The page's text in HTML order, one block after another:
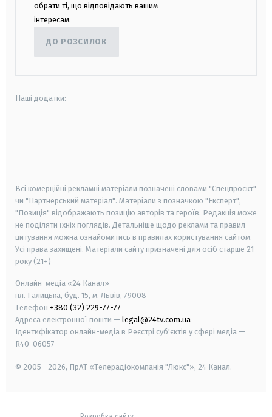
обрати ті, що відповідають вашим
інтересам.
ДО РОЗСИЛОК
Наші додатки:
Всі комерційні рекламні матеріали позначені словами "Спецпроєкт"
чи "Партнерський матеріал". Матеріали з позначкою "Експерт",
"Позиція" відображають позицію авторів та героїв. Редакція може
не поділяти їхніх поглядів. Детальніше щодо реклами та правил
цитування можна ознайомитись в правилах користування сайтом.
Усі права захищені. Матеріали сайту призначені для осіб старше 21
року (21+)
Онлайн-медіа «24 Канал»
пл. Галицька, буд. 15, м. Львів, 79008
Телефон +380 (32) 229-77-77
Адреса електронної пошти — legal@24tv.com.ua
Ідентифікатор онлайн-медіа в Реєстрі суб'єктів у сфері медіа —
R40-06057
© 2005—2026, ПрАТ «Телерадіокомпанія "Люкс"», 24 Канал.